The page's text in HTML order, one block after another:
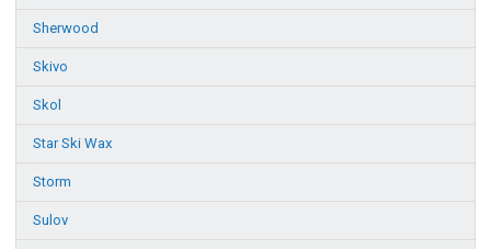
Sherwood
Skivo
Skol
Star Ski Wax
Storm
Sulov